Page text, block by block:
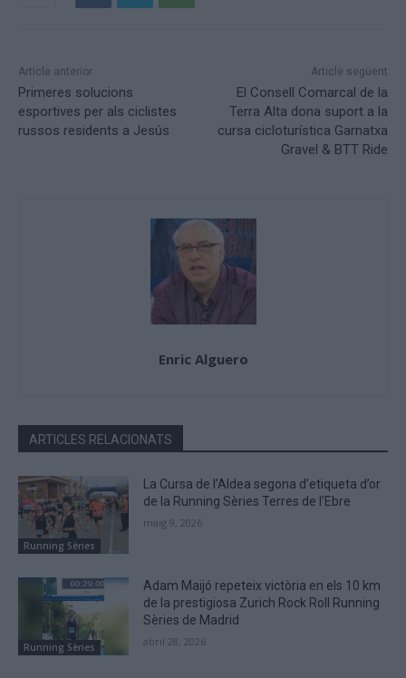
Article anterior
Primeres solucions
esportives per als ciclistes
russos residents a Jesús
Article següent
El Consell Comarcal de la
Terra Alta dona suport a la
cursa cicloturística Garnatxa
Gravel & BTT Ride
Enric Alguero
ARTICLES RELACIONATS
Running Sèries
La Cursa de l’Aldea segona d’etiqueta d’or
de la Running Sèries Terres de l’Ebre
maig 9, 2026
Running Sèries
Adam Maijó repeteix victòria en els 10 km
de la prestigiosa Zurich Rock Roll Running
Sèries de Madrid
abril 28, 2026